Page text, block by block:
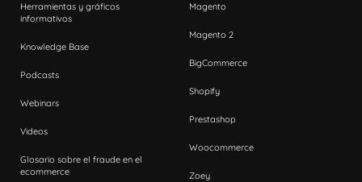
Herramientas y gráficos
informativos
Knowledge Base
Podcasts
Webinars
Videos
Glosario sobre el fraude en el
ecommerce
Magento
Magento 2
BigCommerce
Shopify
Prestashop
Woocommerce
Zoey